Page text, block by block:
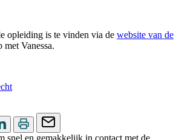
opleiding is te vinden via de website van de
met Vanessa.